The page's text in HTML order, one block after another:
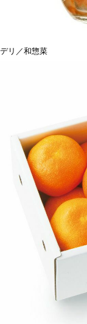
デリ／和惣菜